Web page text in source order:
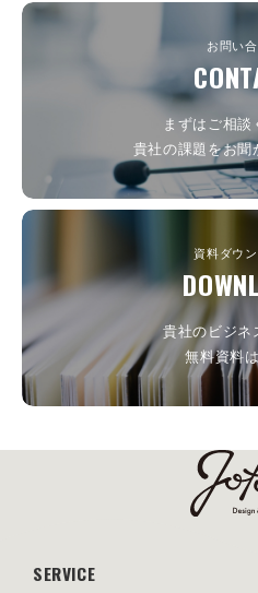
資料ダウ
貴社のビジネ
無料資料
お問い
まずはご相談
貴社の課題をお聞
SERVICE